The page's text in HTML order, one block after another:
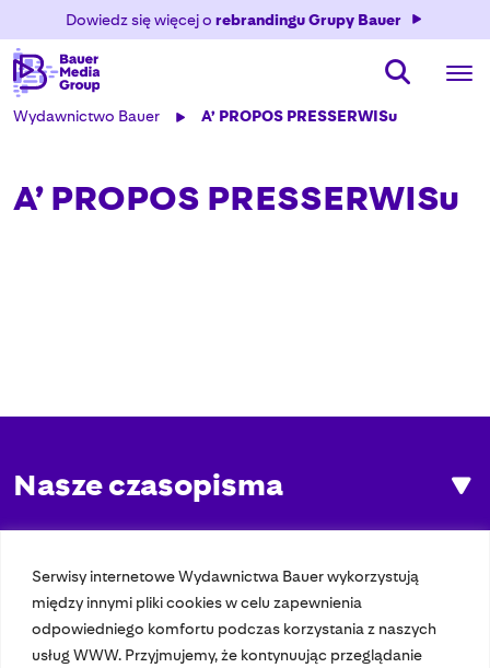
Serwisy internetowe Wydawnictwa Bauer wykorzystują
między innymi pliki cookies w celu zapewnienia
odpowiedniego komfortu podczas korzystania z naszych
usług WWW. Przyjmujemy, że kontynuując przeglądanie
Dowiedz się więcej o rebrandingu Grupy Bauer
Wydawnictwo Bauer A’ PROPOS PRESSERWISu
A’ PROPOS PRESSERWISu
Nasze czasopisma
© 2023 Bauer Media Group, All Rights Reserved.
Polityka prywatnościDane osoboweWydawca EMFASpeak Up